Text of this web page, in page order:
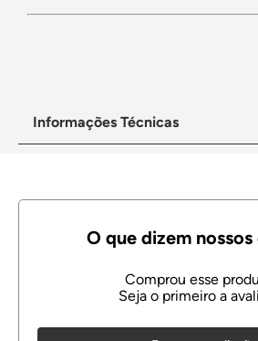
Informações Técnicas